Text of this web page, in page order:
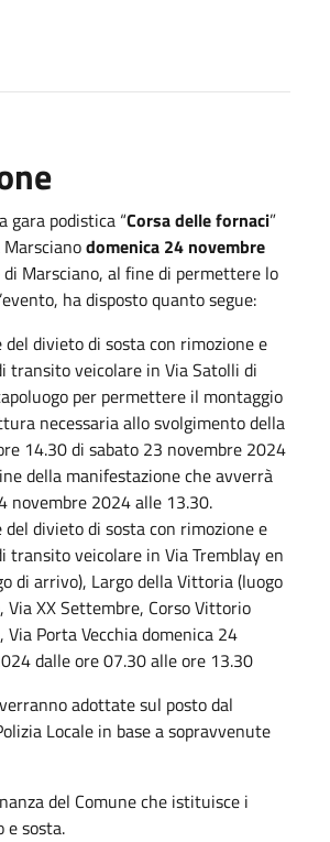
gara podistica “Corsa delle fornaci”
domenica 24 novembre
di Marsciano, al fine di permettere lo
ha disposto quanto segue:
del divieto di sosta con rimozione e
transito veicolare in Via Satolli di
per permettere il montaggio
necessaria allo svolgimento della
14.30 di sabato 23 novembre 2024
della manifestazione che avverrà
novembre 2024 alle 13.30.
del divieto di sosta con rimozione e
transito veicolare in Via Tremblay en
di arrivo), Largo della Vittoria (luogo
Via XX Settembre, Corso Vittorio
Via Porta Vecchia domenica 24
dalle ore 07.30 alle ore 13.30
adottate sul posto dal
Locale in base a sopravvenute
del Comune che istituisce i
sosta.